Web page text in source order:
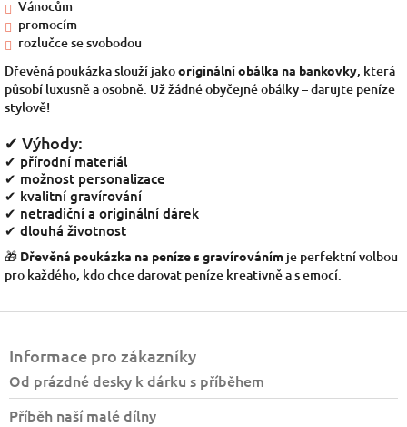
Vánocům
promocím
rozlučce se svobodou
Dřevěná poukázka slouží jakooriginální obálka na bankovky, která
působí luxusně a osobně. Už žádné obyčejné obálky – darujte peníze
stylově!
✔ Výhody:
✔ přírodní materiál
✔ možnost personalizace
✔ kvalitní gravírování
✔ netradiční a originální dárek
✔ dlouhá životnost
🎁 Dřevěná poukázka na peníze s gravírováním je perfektní volbou
pro každého, kdo chce darovat peníze kreativně a s emocí.
Informace pro zákazníky
Od prázdné desky k dárku s příběhem
Příběh naší malé dílny